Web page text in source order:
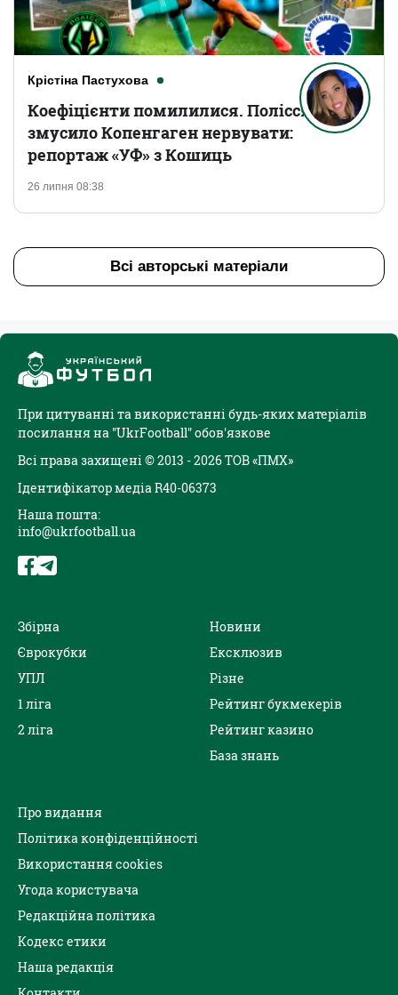
Крістіна Пастухова
26 липня 08:38
Коефіцієнти помилилися. Полісся
змусило Копенгаген нервувати:
репортаж «УФ» з Кошиць
Всі авторські матеріали
При цитуванні та використанні будь-яких матеріалів
посилання на "UkrFootball" обов'язкове
Всі права захищені © 2013 - 2026 ТОВ «ПМХ»
Ідентифікатор медіа R40-06373
Наша пошта:
info@ukrfootball.ua
Збірна
Єврокубки
УПЛ
1 ліга
2 ліга
Новини
Ексклюзив
Різне
Рейтинг букмекерів
Рейтинг казино
База знань
Про видання
Політика конфіденційності
Використання cookies
Угода користувача
Редакційна політика
Кодекс етики
Наша редакція